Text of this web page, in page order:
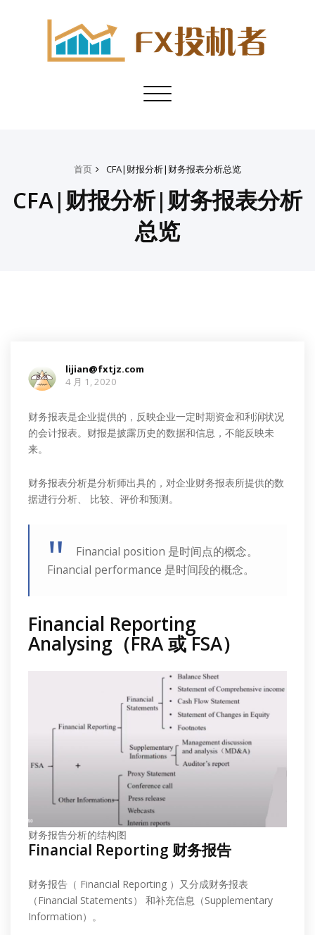
Toggle
首页 CFA|财报分析|财务报表分析总览
CFA|财报分析|财务报表分析
总览
lijian@fxtjz.com
4 月 1, 2020
财务报表是企业提供的，反映企业一定时期资金和利润状况
的会计报表。财报是披露历史的数据和信息，不能反映未
来。
财务报表分析是分析师出具的，对企业财务报表所提供的数
据进行分析、 比较、评价和预测。
Financial position 是时间点的概念。
Financial performance 是时间段的概念。
Financial Reporting
Analysing（FRA 或 FSA）
财务报告分析的结构图
Financial Reporting 财务报告
财务报告（ Financial Reporting ）又分成财务报表
（Financial Statements） 和补充信息（Supplementary
Information）。